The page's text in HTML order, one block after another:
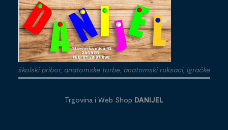
školski pribor, anatomske torbe, anatomski ruksaci, igračke
Trgovina i Web Shop DANIJEL